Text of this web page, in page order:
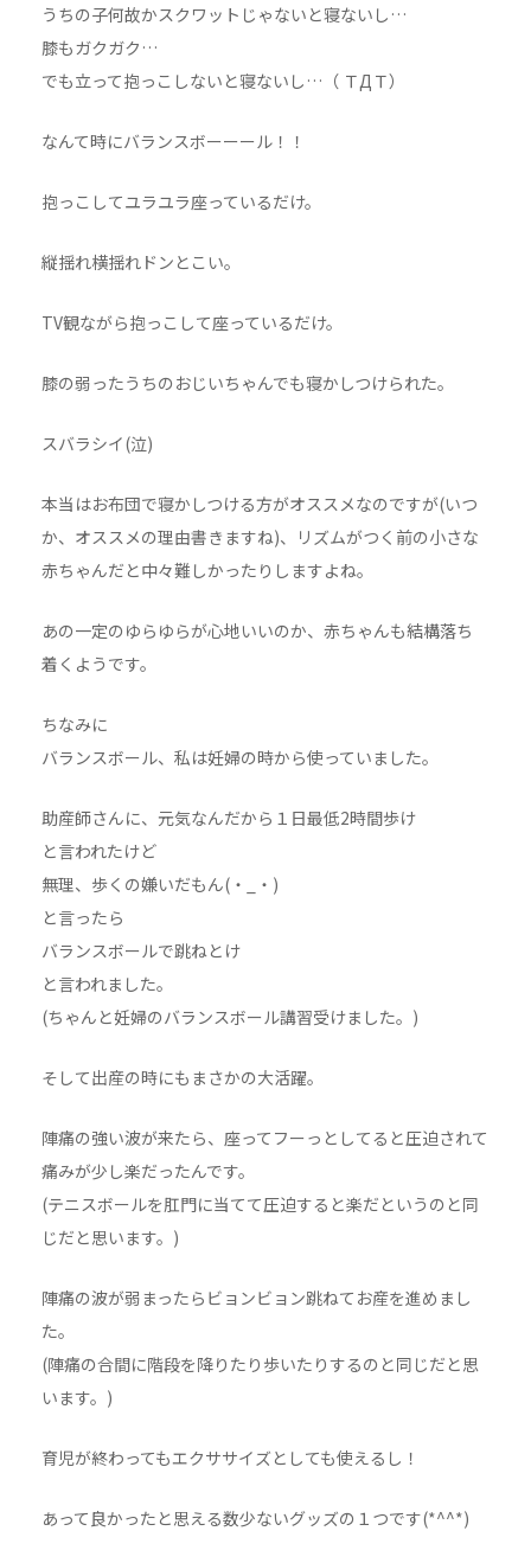
うちの子何故かスクワットじゃないと寝ないし…
膝もガクガク…
でも立って抱っこしないと寝ないし…（ ＴДＴ）
なんて時にバランスボーーール！！
抱っこしてユラユラ座っているだけ。
縦揺れ横揺れドンとこい。
TV観ながら抱っこして座っているだけ。
膝の弱ったうちのおじいちゃんでも寝かしつけられた。
スバラシイ(泣)
本当はお布団で寝かしつける方がオススメなのですが(いつ
か、オススメの理由書きますね)、リズムがつく前の小さな
赤ちゃんだと中々難しかったりしますよね。
あの一定のゆらゆらが心地いいのか、赤ちゃんも結構落ち
着くようです。
ちなみに
バランスボール、私は妊婦の時から使っていました。
助産師さんに、元気なんだから１日最低2時間歩け
と言われたけど
無理、歩くの嫌いだもん(・_・)
と言ったら
バランスボールで跳ねとけ
と言われました。
(ちゃんと妊婦のバランスボール講習受けました。)
そして出産の時にもまさかの大活躍。
陣痛の強い波が来たら、座ってフーっとしてると圧迫されて
痛みが少し楽だったんです。
(テニスボールを肛門に当てて圧迫すると楽だというのと同
じだと思います。)
陣痛の波が弱まったらビョンビョン跳ねてお産を進めまし
た。
(陣痛の合間に階段を降りたり歩いたりするのと同じだと思
います。)
育児が終わってもエクササイズとしても使えるし！
あって良かったと思える数少ないグッズの１つです(*^^*)